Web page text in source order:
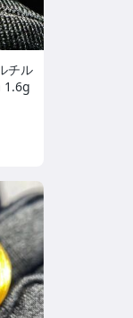
チル
1.6g